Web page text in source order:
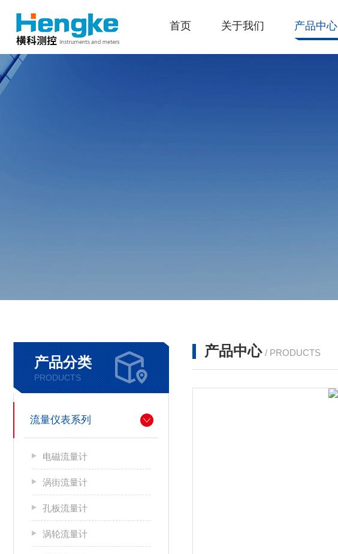
首页 关于我们 产品中心
产品分类
PRODUCTS
流量仪表系列
电磁流量计
涡街流量计
孔板流量计
涡轮流量计
产品中心 / PRODUCTS